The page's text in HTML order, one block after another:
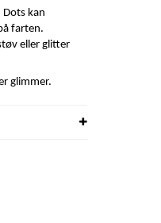
kan
farten.
eller glitter
glimmer.